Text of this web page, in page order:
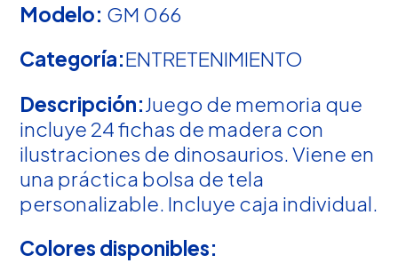
Modelo: GM 066
Categoría:ENTRETENIMIENTO
Descripción: Juego de memoria que
incluye 24 fichas de madera con
ilustraciones de dinosaurios. Viene en
una práctica bolsa de tela
personalizable. Incluye caja individual.
Colores disponibles: